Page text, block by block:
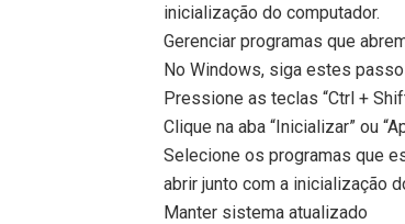
inicialização do computador.
Gerenciar programas que
No Windows, siga estes
Pressione as teclas “Ctrl +
Clique na aba “Inicializar” ou
Selecione os programas que
abrir junto com a inicialização
Manter sistema atualizado